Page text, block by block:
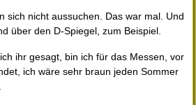
sich nicht aussuchen. Das war mal. Und
über den D-Spiegel, zum Beispiel.
ihr gesagt, bin ich für das Messen, vor
ich wäre sehr braun jeden Sommer